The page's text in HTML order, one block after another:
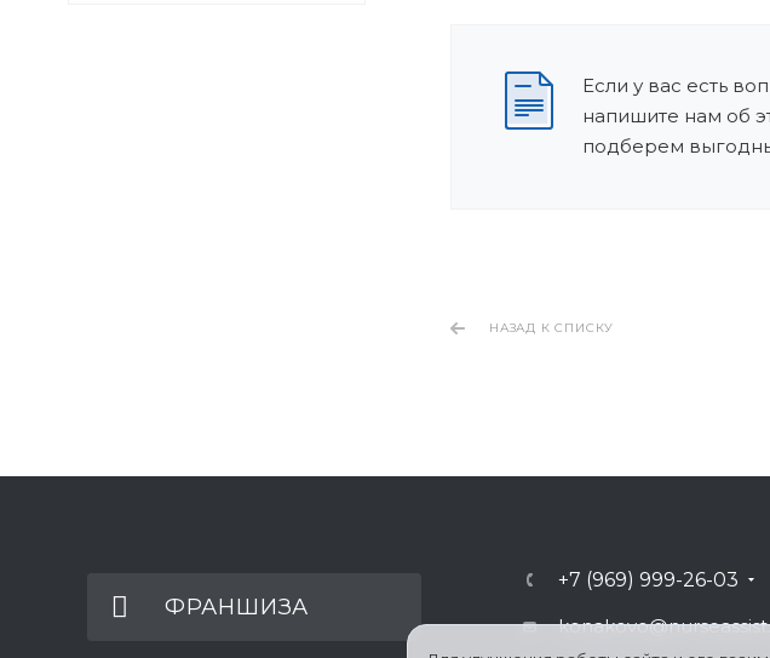
Если у вас есть
напишите нам об
подберем
НАЗАД К СПИСКУ
ФРАНШИЗА
+7 (969) 999-26-03